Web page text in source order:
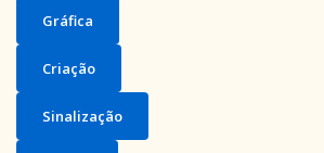
Gráfica
Criação
Sinalização